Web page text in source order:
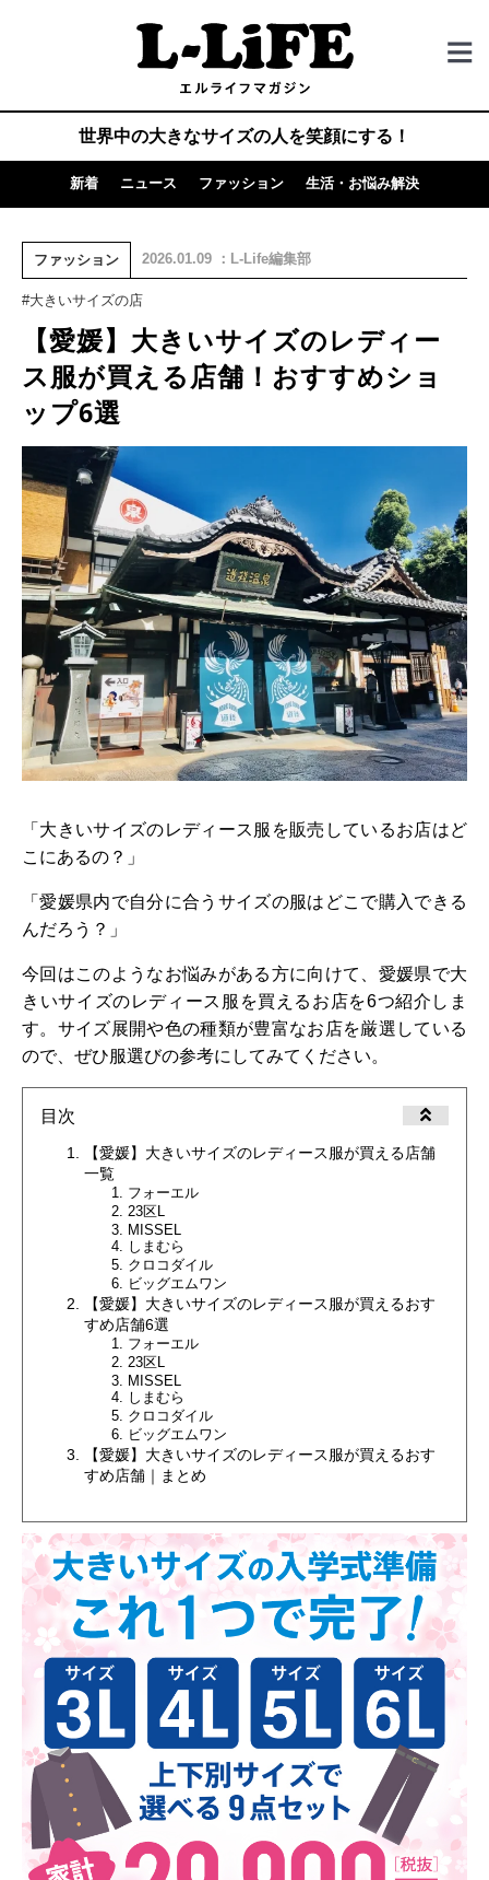
世界中の大きなサイズの人を笑顔にする！
新着 ニュース ファッション 生活・お悩み解決
ファッション 2026.01.09 ：L-Life編集部
#大きいサイズの店
【愛媛】大きいサイズのレディー
ス服が買える店舗！おすすめショ
ップ6選
「大きいサイズのレディース服を販売しているお店はど
こにあるの？」
「愛媛県内で自分に合うサイズの服はどこで購入できる
んだろう？」
今回はこのようなお悩みがある方に向けて、愛媛県で大
きいサイズのレディース服を買えるお店を6つ紹介しま
す。サイズ展開や色の種類が豊富なお店を厳選している
ので、ぜひ服選びの参考にしてみてください。
目次
【愛媛】大きいサイズのレディース服が買える店舗
一覧
フォーエル
23区L
MISSEL
しまむら
クロコダイル
ビッグエムワン
【愛媛】大きいサイズのレディース服が買えるおす
すめ店舗6選
フォーエル
23区L
MISSEL
しまむら
クロコダイル
ビッグエムワン
【愛媛】大きいサイズのレディース服が買えるおす
すめ店舗｜まとめ